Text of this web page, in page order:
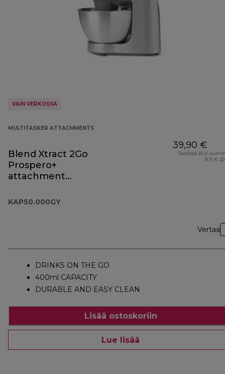
VAIN VERKOSSA
MULTITASKER ATTACHMENTS
Blend Xtract 2Go
Prospero+
attachment
KAP50.000GY
39,90 €
Sisältää ALV-
8,11 €
Vertaa
DRINKS ON THE GO
400ml CAPACITY
DURABLE AND EASY CLEAN
Lisää ostoskoriin
Lue lisää